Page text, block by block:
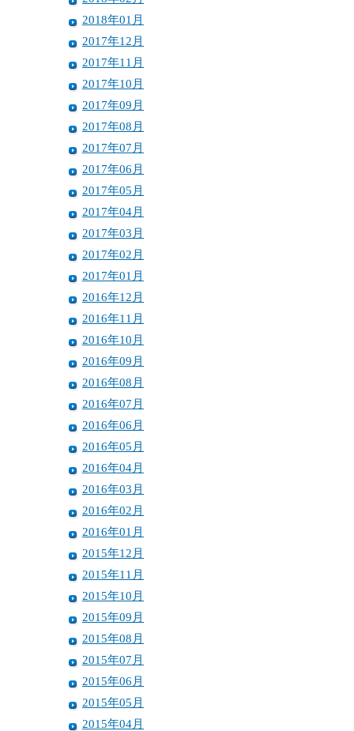
2018年01月
2017年12月
2017年11月
2017年10月
2017年09月
2017年08月
2017年07月
2017年06月
2017年05月
2017年04月
2017年03月
2017年02月
2017年01月
2016年12月
2016年11月
2016年10月
2016年09月
2016年08月
2016年07月
2016年06月
2016年05月
2016年04月
2016年03月
2016年02月
2016年01月
2015年12月
2015年11月
2015年10月
2015年09月
2015年08月
2015年07月
2015年06月
2015年05月
2015年04月